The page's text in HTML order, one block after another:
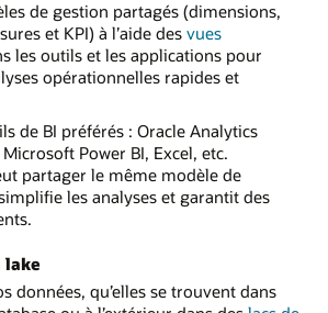
de gestion partagés (dimensions,
et KPI) à l’aide des vues
les outils et les applications pour
opérationnelles rapides et
de BI préférés : Oracle Analytics
Power BI, Excel, etc.
partager le même modèle de
les analyses et garantit des
lake
données, qu’elles se trouvent dans